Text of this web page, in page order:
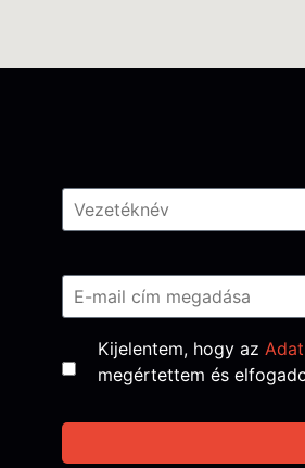
Név *
Email *
Consent *
Kijelentem, hogy az
megértettem és